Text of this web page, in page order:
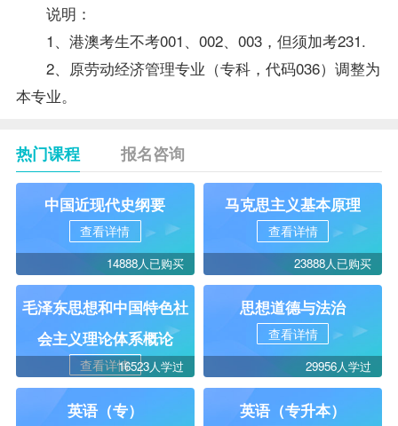
说明：
1、港澳考生不考001、002、003，但须加考231.
2、原劳动经济管理专业（专科，代码036）调整为
本专业。
热门课程 报名咨询
中国近现代史纲要
查看详情
14888人已购买
马克思主义基本原理
查看详情
23888人已购买
毛泽东思想和中国特色社
会主义理论体系概论
查看详情16523人学过
思想道德与法治
查看详情
29956人学过
英语（专） 英语（专升本）